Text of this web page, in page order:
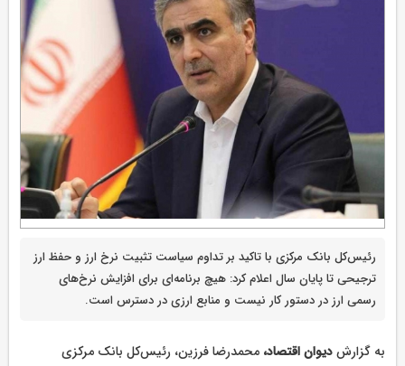
رئیس‌کل بانک مرکزی با تاکید بر تداوم سیاست تثبیت نرخ ارز و حفظ ارز
ترجیحی تا پایان سال اعلام کرد: هیچ برنامه‌ای برای افزایش نرخ‌های
رسمی ارز در دستور کار نیست و منابع ارزی در دسترس است.
به گزارشدیوان اقتصاد، محمدرضا فرزین، رئیس‌کل بانک مرکزی